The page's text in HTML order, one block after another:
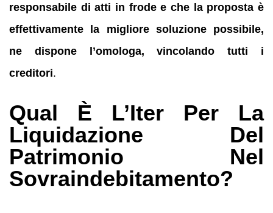
responsabile di atti in frode e che la proposta è
effettivamente la migliore soluzione possibile,
ne dispone l’omologa, vincolando tutti i
creditori.
Qual È L’Iter Per La
Liquidazione Del
Patrimonio Nel
Sovraindebitamento?